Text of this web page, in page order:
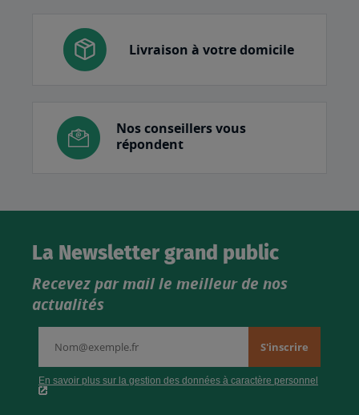
Livraison à votre domicile
Nos conseillers vous
répondent
La Newsletter grand public
Recevez par mail le meilleur de nos
actualités